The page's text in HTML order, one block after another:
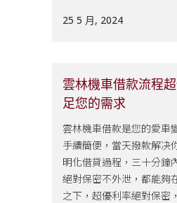
25 5 月, 2024
雲林機車借款流程
足您的需求
雲林機車借款是您的愛車
手續簡便，當天撥款解决
明化借貸過程，三十分鐘
絕對保密不外泄，都能夠
之下，超優利率絕對保密